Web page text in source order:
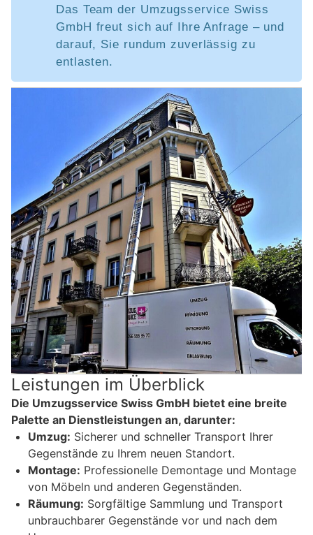
Das Team der Umzugsservice Swiss
GmbH freut sich auf Ihre Anfrage – und
darauf, Sie rundum zuverlässig zu
entlasten.
Leistungen im Überblick
Die Umzugsservice Swiss GmbH bietet eine breite
Palette an Dienstleistungen an, darunter:
Umzug: Sicherer und schneller Transport Ihrer
Gegenstände zu Ihrem neuen Standort.
Montage: Professionelle Demontage und Montage
von Möbeln und anderen Gegenständen.
Räumung: Sorgfältige Sammlung und Transport
unbrauchbarer Gegenstände vor und nach dem